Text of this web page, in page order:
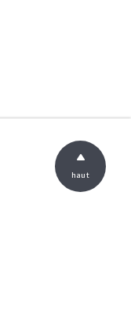
haut